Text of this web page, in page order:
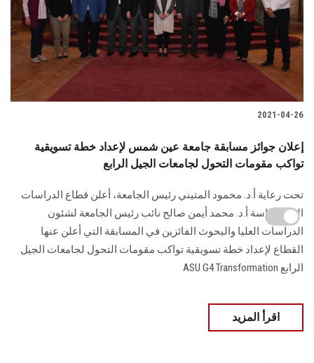
2021-04-26
إعلان جوائز مسابقة جامعة عين شمس لإعداد خطة تسويقية
تواكب مقومات التحول لجامعات الجيل الرابع
تحت رعاية أ.د. محمود المتيني رئيس الجامعة، أعلن قطاع الدراسات
العليا برئاسة أ.د. محمد أيمن صالح نائب رئيس الجامعة لشئون
الدراسات العليا والبحوث الفائزين في المسابقة التي أعلن عنها
القطاع لإعداد خطة تسويقية تواكب مقومات التحول لجامعات الجيل
الرابع ASU G4 Transformation
اقرأ المزيد